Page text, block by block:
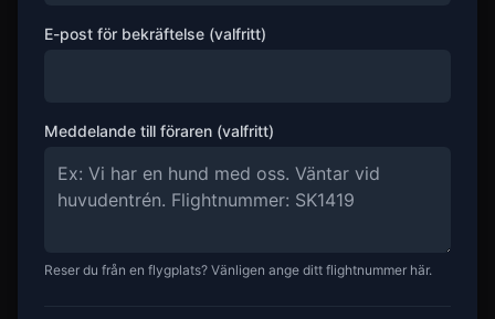
E-post för bekräftelse (valfritt)
Meddelande till föraren (valfritt)
Reser du från en flygplats? Vänligen ange ditt flightnummer här.